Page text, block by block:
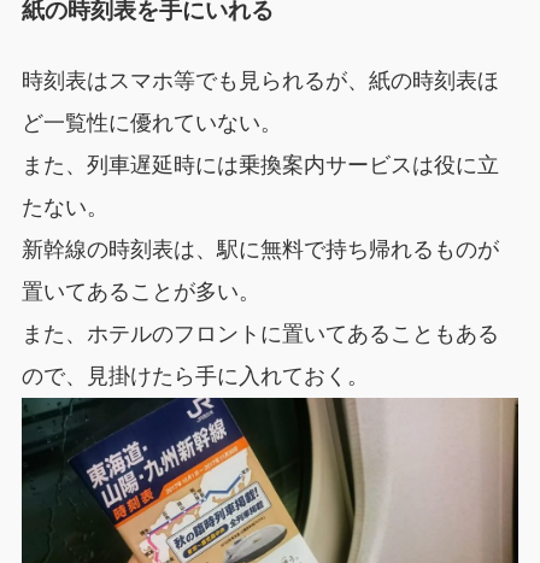
紙の時刻表を手にいれる
時刻表はスマホ等でも見られるが、紙の時刻表ほ
ど一覧性に優れていない。
また、列車遅延時には乗換案内サービスは役に立
たない。
新幹線の時刻表は、駅に無料で持ち帰れるものが
置いてあることが多い。
また、ホテルのフロントに置いてあることもある
ので、見掛けたら手に入れておく。